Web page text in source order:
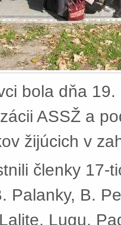
bola dňa
ASSŽ a
žijúcich v
členky 17-
Palanky, B.
Lugu,